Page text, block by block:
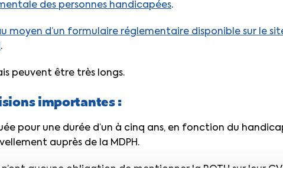
des personnes handicapées.
moyen d’un formulaire réglementaire disponible sur le
.
peuvent être très longs.
importantes :
pour une durée d’un à cinq ans, en fonction du
auprès de la MDPH.
n’ont aucune obligation de mentionner la RQTH sur leur
leur vie privée et d’un choix personnel.